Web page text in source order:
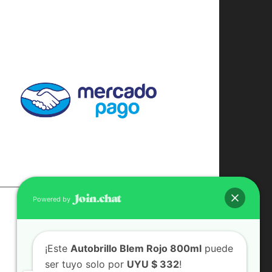
correo@ferreami.com.uy
099 466 212
Powered by
¡Este Autobrillo Blem Rojo 800ml puede
ser tuyo solo por UYU $ 332!